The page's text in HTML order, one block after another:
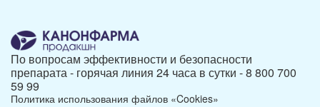
По вопросам эффективности и безопасности
препарата - горячая линия 24 часа в сутки -8 800 700
59 99
Политика использования файлов «Cookies»